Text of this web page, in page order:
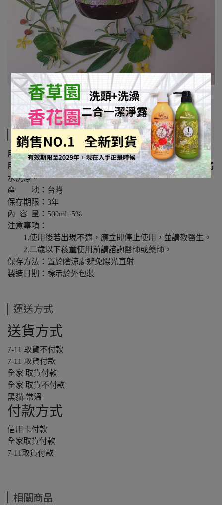
規格說明
用 途：清潔頭髮
用 法：取適量按摩於濕潤的頭髮，搓揉出泡沫，再用清
水洗淨。
產 地：台灣
保存期限：3年
內 容 量：500ml±5%
注意事項：
1.使用後若出現不適，應立即停止使用，並請教醫生。
2.二歲以下孩童使用前請諮詢醫師或藥師。
保存方法：置於陰涼處避免陽光直射
製造日期：標示於外包裝
運送方式
送貨方式
7-11 取貨不付款
7-11 取貨付款
全家 取貨付款
全家 取貨不付款
黑貓-常溫
付款方式
信用卡付款
全家取貨付款
7-11取貨付款
相關商品